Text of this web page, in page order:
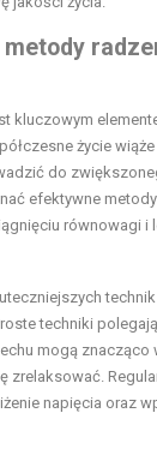
kluczowym
życie
do
efektywne
równowagi i
techniki
mogą znacząco
zrelaksować.
napięcia oraz